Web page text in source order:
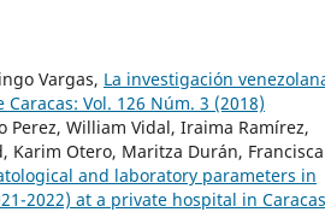
Vargas, La investigación
Caracas: Vol. 126 Núm. 3 (2018)
Perez, William Vidal, Iraima Ramírez,
Karim Otero, Maritza Durán, Francisca
and laboratory parameters in
2022) at a private hospital in